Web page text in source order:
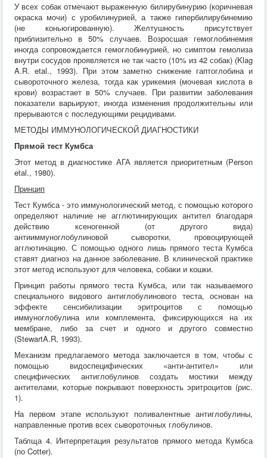
У всех собак отмечают выраженную билирубинурию (коричневая
окраска мочи) с уробилинурией, а также гипербилирубинемию
(не коньюгированную). Желтушность присутствует
приблизительно в 50% случаев. Возросшая гемоглобинемия
иногда сопровождается гемоглобинурией, но симптом гемолиза
внутри сосудов проявляется не так часто (10% из 42 собак) (Klag
A.R. etal., 1993). При этом заметно снижение гаптоглобина и
сывороточного железа, тогда как урикемия (мочевая кислота в
крови) возрастает в 50% случаев. При развитии заболевания
показатели варьируют, иногда изменения продолжительны или
прерываются с последующими рецидивами.
МЕТОДЫ ИММУНОЛОГИЧЕСКОЙ ДИАГНОСТИКИ
Прямой тест Кумбса
Этот метод в диагностике АГА является приоритетным (Person
etal., 1980).
Принцип
Тест Кумбса - это иммунологический метод, с помощью которого
определяют наличие не агглютинирующих антител благодаря
действию ксеногенной (от другого вида)
антииммуноглобулиновой сыворотки, провоцирующей
агглютинацию. С помощью одного лишь прямого теста Кумбса
ставят диагноз на данное заболевание. В клинической практике
этот метод используют для человека, собаки и кошки.
Принцип работы прямого теста Кумбса, или так называемого
специального видового антиглобулинового теста, основан на
эффекте сенсибилизации эритроцитов с помощью
иммуноглобулина или комплемента, фиксирующихся на их
мембране, либо за счет и одного и другого совместно
(StewartA.R, 1993).
Механизм предлагаемого метода заключается в том, чтобы с
помощью видоспецифических «анти-антител» или
специфических антиглобулинов создать мостики между
антителами, которые покрывают поверхность эритроцитов (рис.
1).
На первом этапе используют поливалентные антиглобулины,
направленные против всех сывороточных глобулинов.
Таблща 4. Интерпретация результатов прямого метода Кумбса
(по Cotter).